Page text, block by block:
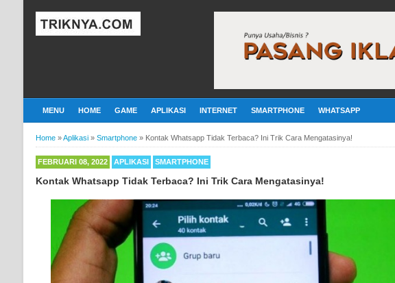
MENU HOME GAME APLIKASI INTERNET SMARTPHONE WHATSAPP
Home »Aplikasi » Smartphone » Kontak Whatsapp Tidak Terbaca? Ini Trik Cara Mengatasinya!
FEBRUARI 08, 2022 APLIKASI SMARTPHONE
Kontak Whatsapp Tidak Terbaca? Ini Trik Cara Mengatasinya!